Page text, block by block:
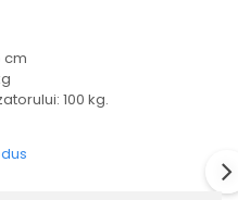
cm
100 kg.